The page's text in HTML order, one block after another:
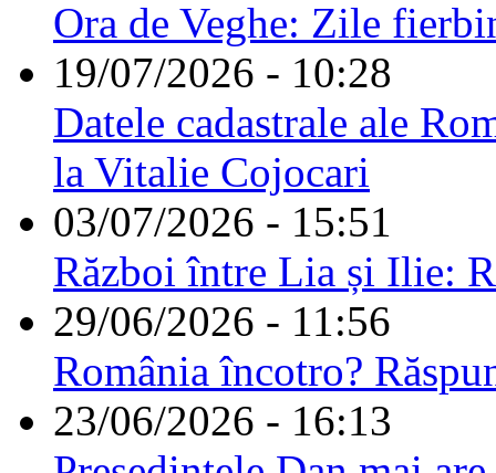
Ora de Veghe: Zile
19/07/2026 - 10:28
Datele cadastrale ale
la Vitalie Cojocari
03/07/2026 - 15:51
Război între Lia și Ilie:
29/06/2026 - 11:56
România încotro?
23/06/2026 - 16:13